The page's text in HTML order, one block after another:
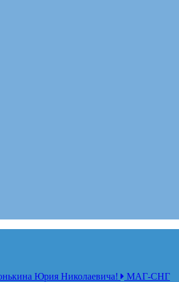
Юрия Николаевича!
МАГ-СНГ